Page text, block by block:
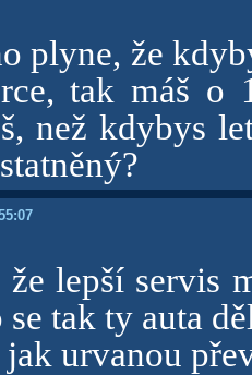
plyne, že
tak máš o
než kdybys
že lepší servis
se tak ty auta
urvanou